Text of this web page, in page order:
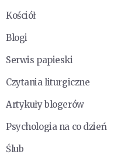
Kościół
Blogi
Serwis papieski
Czytania liturgiczne
Artykuły blogerów
Psychologia na co dzień
Ślub